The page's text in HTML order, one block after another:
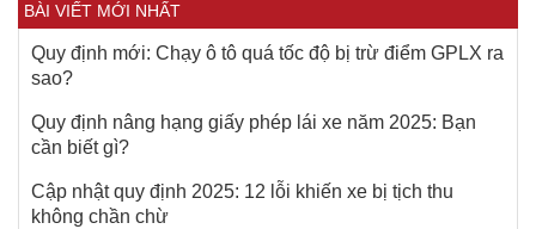
BÀI VIẾT MỚI NHẤT
Quy định mới: Chạy ô tô quá tốc độ bị trừ điểm GPLX ra
sao?
Quy định nâng hạng giấy phép lái xe năm 2025: Bạn
cần biết gì?
Cập nhật quy định 2025: 12 lỗi khiến xe bị tịch thu
không chần chừ